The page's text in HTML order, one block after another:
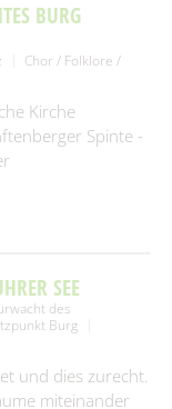
BURG
Chor / Folklore /
Kirche
Spinte -
SEE
des
Burg
und dies zurecht.
miteinander